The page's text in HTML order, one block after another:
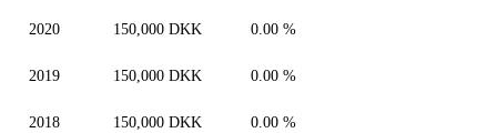
2020 150,000 DKK 0.00 %
2019 150,000 DKK 0.00 %
2018 150,000 DKK 0.00 %